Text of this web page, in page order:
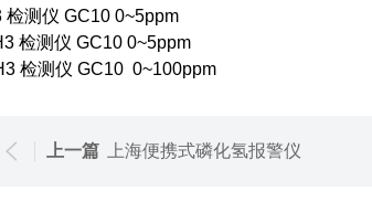
检测仪 GC10 0~5ppm
检测仪 GC10 0~5ppm
检测仪 GC10 0~100ppm
上一篇 上海便携式磷化氢报警仪